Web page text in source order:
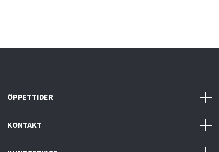
ÖPPETTIDER
KONTAKT